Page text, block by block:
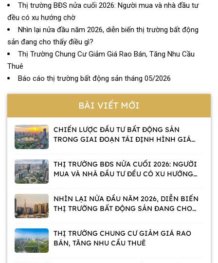
Thị trường BĐS nửa cuối 2026: Người mua và nhà đầu tư
đều có xu hướng chờ
Nhìn lại nửa đầu năm 2026, diễn biến thị trường bất động
sản đang cho thấy điều gì?
Thị Trường Chung Cư Giảm Giá Rao Bán, Tăng Nhu Cầu
Thuê
Báo cáo thị trường bất động sản tháng 05/2026
BÀI VIẾT MỚI
CHIẾN LƯỢC ĐẦU TƯ BẤT ĐỘNG SẢN
TRONG GIAI ĐOẠN TÁI ĐỊNH HÌNH GIÁ
THỊ TRƯỜNG BĐS NỬA CUỐI 2026: NGƯỜI
MUA VÀ NHÀ ĐẦU TƯ ĐỀU CÓ XU HƯỚNG
NHÌN LẠI NỬA ĐẦU NĂM 2026, DIỄN BIẾN
THỊ TRƯỜNG BẤT ĐỘNG SẢN ĐANG CHO
THỊ TRƯỜNG CHUNG CƯ GIẢM GIÁ RAO
BÁN, TĂNG NHU CẦU THUÊ